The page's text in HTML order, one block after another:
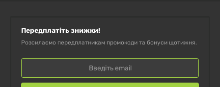
Передплатіть знижки!
Розсилаємо передплатникам промокоди та бонуси щотижня.